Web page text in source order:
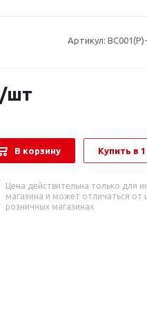
Артикул:
/шт
В корзину Купить в
Цена действительна только для
магазина и может отличаться от
розничных магазинах